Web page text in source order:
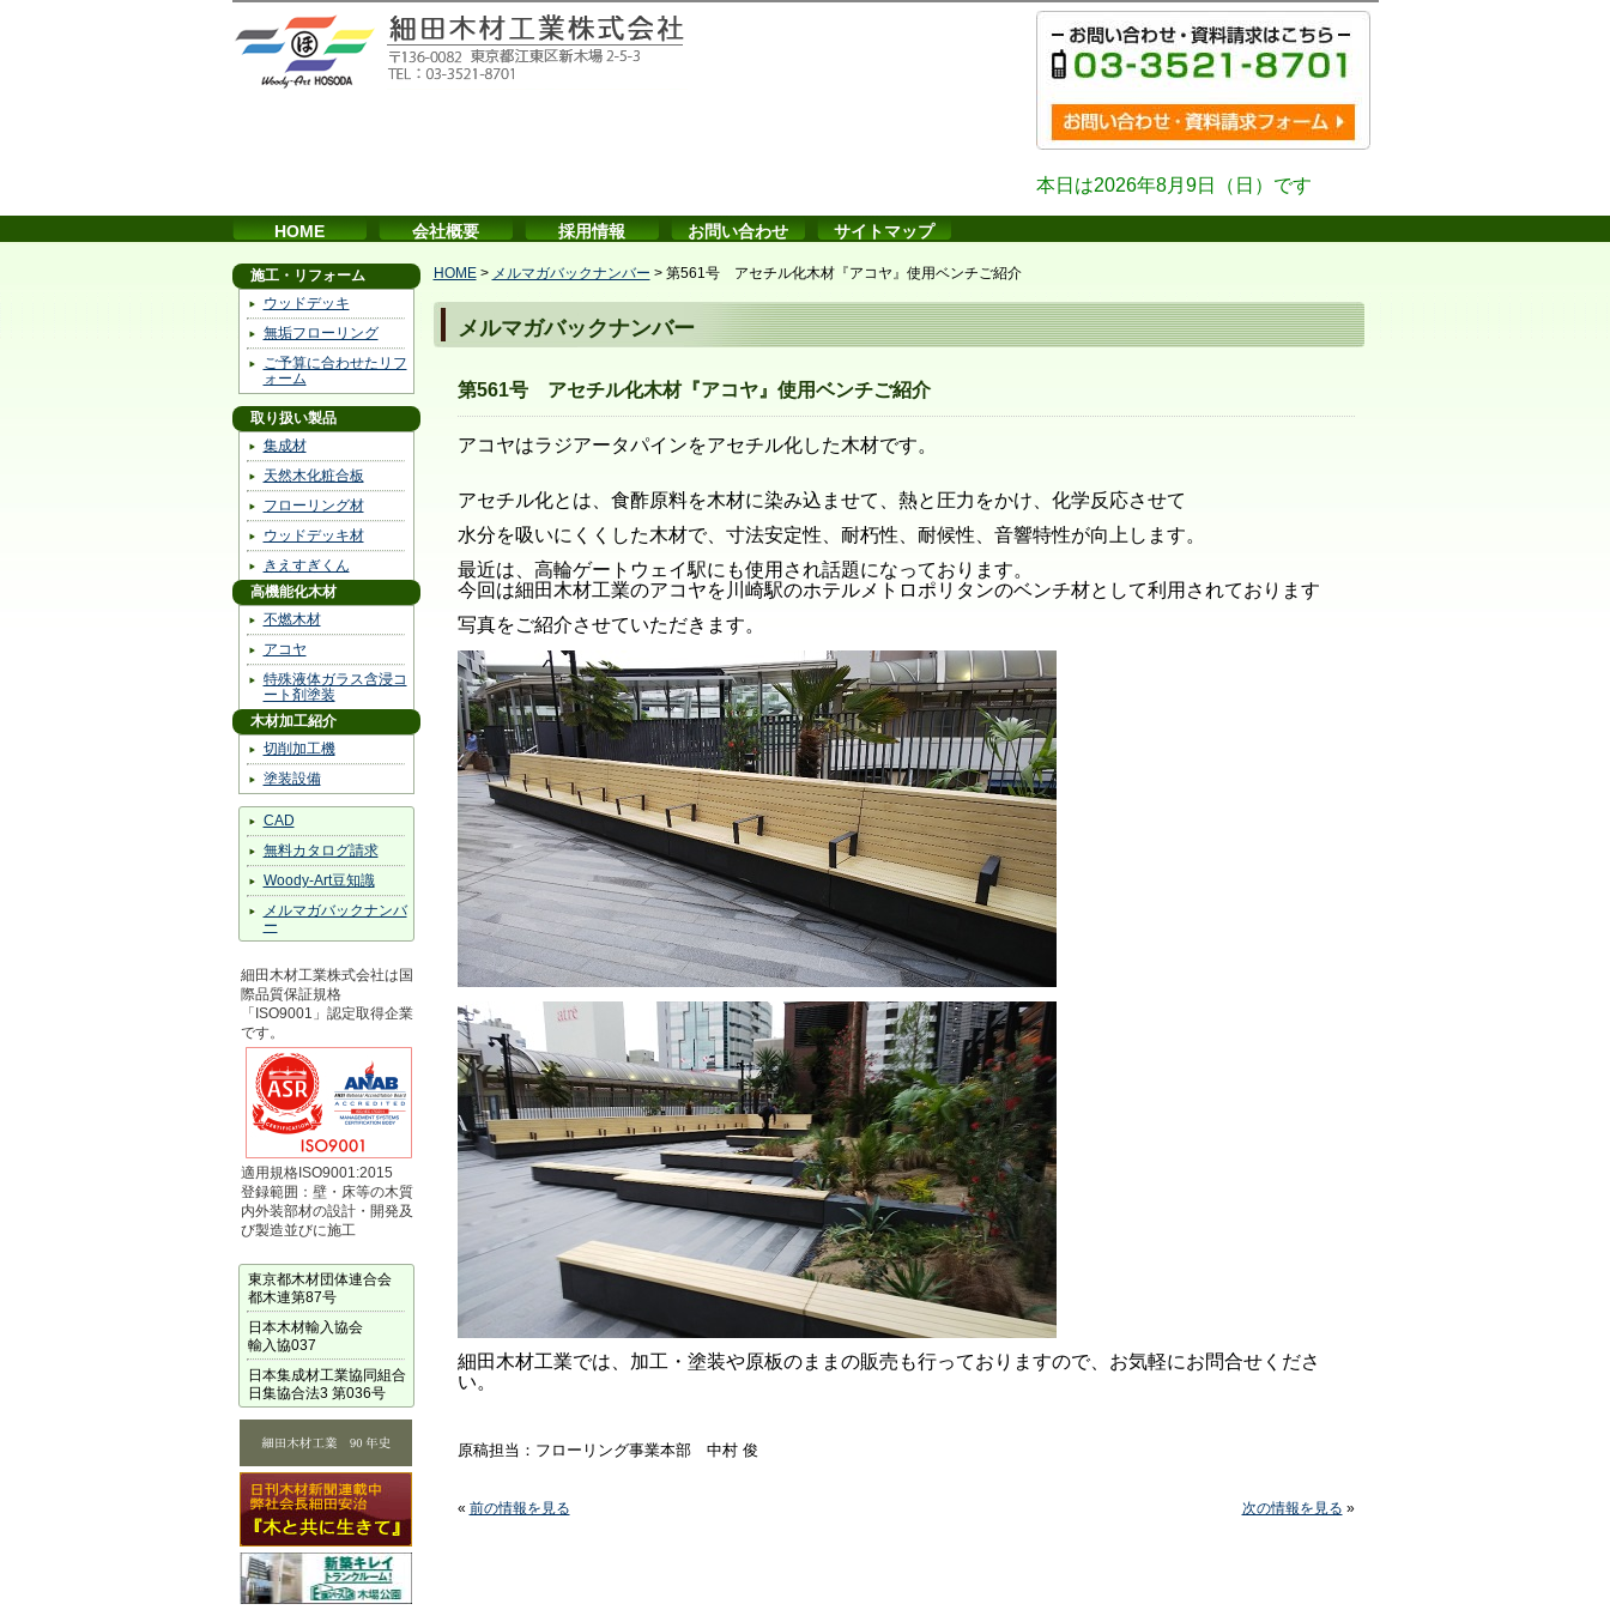
本日は2026年8月9日（日）です
HOME 会社概要 採用情報 お問い合わせ サイトマップ
施工・リフォーム
ウッドデッキ
無垢フローリング
ご予算に合わせたリフ
ォーム
取り扱い製品
集成材
天然木化粧合板
フローリング材
ウッドデッキ材
きえすぎくん
高機能化木材
不燃木材
アコヤ
特殊液体ガラス含浸コ
ート剤塗装
木材加工紹介
切削加工機
塗装設備
CAD
無料カタログ請求
Woody-Art豆知識
メルマガバックナンバ
ー
細田木材工業株式会社は国
際品質保証規格
「ISO9001」認定取得企業
です。
適用規格ISO9001:2015
登録範囲：壁・床等の木質
内外装部材の設計・開発及
び製造並びに施工
東京都木材団体連合会
都木連第87号
日本木材輸入協会
輸入協037
日本集成材工業協同組合
日集協合法3 第036号
HOME> メルマガバックナンバー > 第561号 アセチル化木材『アコヤ』使用ベンチご紹介
メルマガバックナンバー
第561号 アセチル化木材『アコヤ』使用ベンチご紹介
アコヤはラジアータパインをアセチル化した木材です。
アセチル化とは、食酢原料を木材に染み込ませて、熱と圧力をかけ、化学反応させて
水分を吸いにくくした木材で、 寸法安定性、耐朽性、耐候性、音響特性が向上します。
最近は、高輪ゲートウェイ駅にも使用され話題になっております。
今回は細田木材工業のアコヤを川崎駅のホテルメトロポリタンのベンチ材として利用されております
写真をご紹介させていただきます。
細田木材工業では、加工・塗装や原板のままの販売も行っておりますので、お気軽にお問合せくださ
い。
原稿担当：フローリング事業本部 中村 俊
« 前の情報を見る 次の情報を見る »